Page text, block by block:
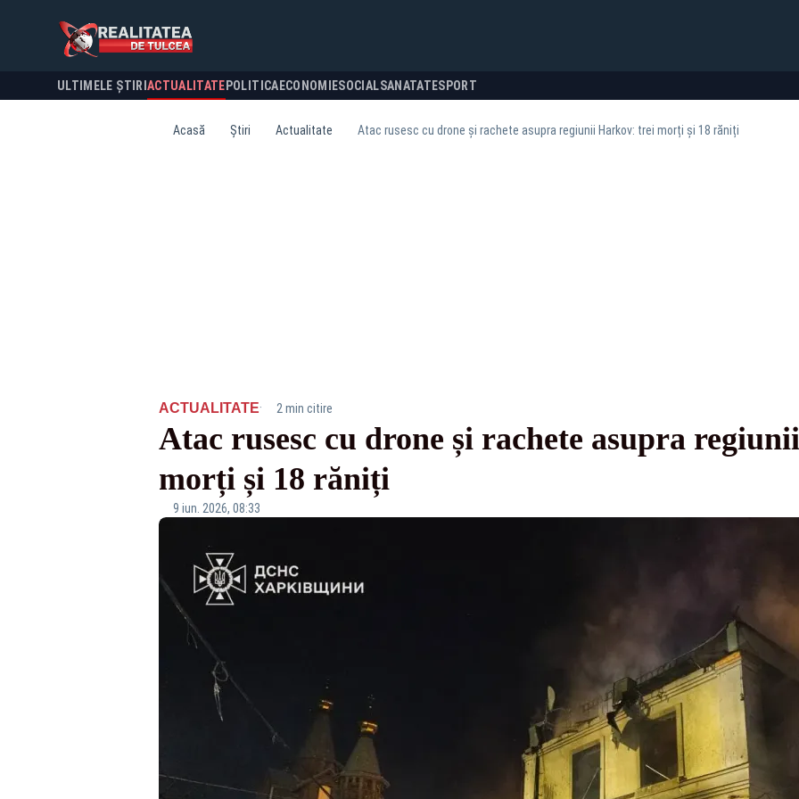
ULTIMELE ȘTIRI ACTUALITATE POLITICA ECONOMIESOCIALSANATATESPORT
Acasă Știri Actualitate Atac rusesc cu drone și rachete asupra regiunii Harkov: trei morți și 18 răniți
ACTUALITATE· 2 min citire
Atac rusesc cu drone și rachete asupra
morți și 18 răniți
9 iun. 2026, 08:33